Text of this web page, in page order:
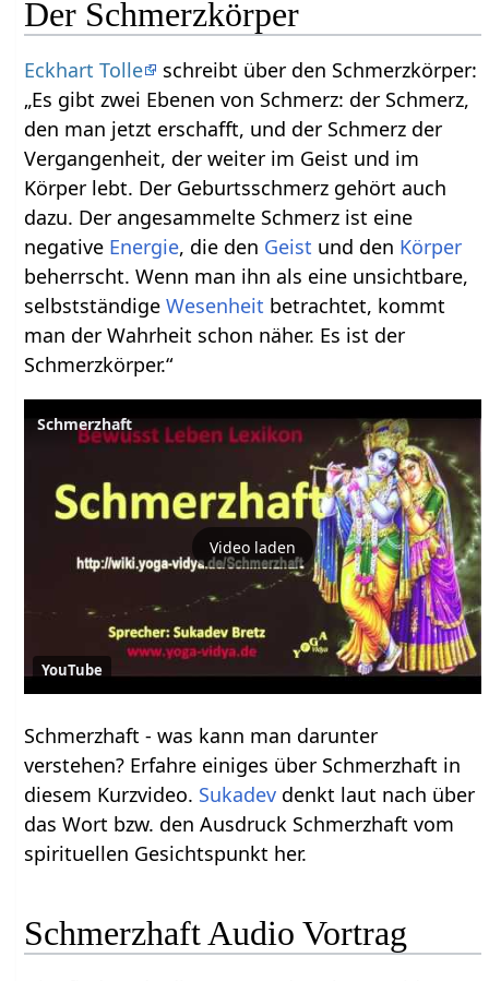
Der Schmerzkörper
Eckhart Tolle
schreibt über den Schmerzkörper:
„Es gibt zwei Ebenen von Schmerz: der Schmerz,
den man jetzt erschafft, und der Schmerz der
Vergangenheit, der weiter im Geist und im
Körper lebt. Der Geburtsschmerz gehört auch
dazu. Der angesammelte Schmerz ist eine
negative Energie, die den Geist und den Körper
beherrscht. Wenn man ihn als eine unsichtbare,
selbstständigeWesenheit betrachtet, kommt
man der Wahrheit schon näher. Es ist der
Schmerzkörper.“
Schmerzhaft
Video laden
YouTube
Schmerzhaft‏‎ - was kann man darunter
verstehen? Erfahre einiges über Schmerzhaft‏‎ in
diesem Kurzvideo. Sukadev denkt laut nach über
das Wort bzw. den Ausdruck Schmerzhaft‏‎ vom
spirituellen Gesichtspunkt her.
Schmerzhaft‏‎ Audio Vortrag